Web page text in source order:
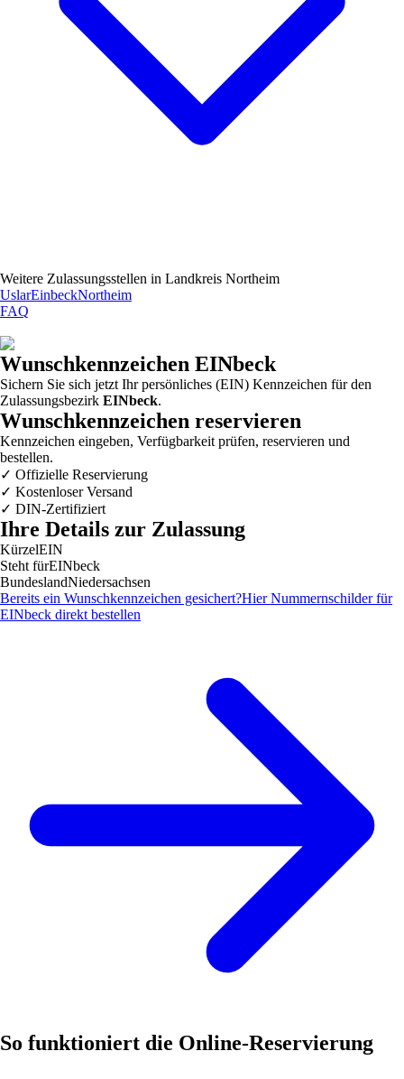
Weitere Zulassungsstellen in Landkreis Northeim
UslarEinbeckNortheim
FAQ
Wunschkennzeichen EINbeck
Sichern Sie sich jetzt Ihr persönliches (EIN) Kennzeichen für den
Zulassungsbezirk EINbeck.
Wunschkennzeichen reservieren
Kennzeichen eingeben, Verfügbarkeit prüfen, reservieren und
bestellen.
✓ Offizielle Reservierung
✓ Kostenloser Versand
✓ DIN-Zertifiziert
Ihre Details zur Zulassung
KürzelEIN
Steht fürEINbeck
BundeslandNiedersachsen
Bereits ein Wunschkennzeichen gesichert?Hier Nummernschilder für
EINbeck direkt bestellen
So funktioniert die Online-Reservierung